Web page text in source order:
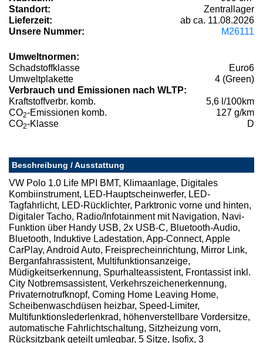
Standort:
Zentrallager
Lieferzeit:
ab ca. 11.08.2026
Unsere Nummer:
M26111
Umweltnormen:
Schadstoffklasse
Euro6
Umweltplakette
4 (Green)
Verbrauch und Emissionen nach WLTP:
Kraftstoffverbr. komb.
5,6 l/100km
CO2-Emissionen komb.
127 g/km
CO2-Klasse D
Beschreibung / Ausstattung
VW Polo 1.0 Life MPI BMT, Klimaanlage, Digitales
Kombiinstrument, LED-Hauptscheinwerfer, LED-
Tagfahrlicht, LED-Rücklichter, Parktronic vorne und hinten,
Digitaler Tacho, Radio/Infotainment mit Navigation, Navi-
Funktion über Handy USB, 2x USB-C, Bluetooth-Audio,
Bluetooth, Induktive Ladestation, App-Connect, Apple
CarPlay, Android Auto, Freisprecheinrichtung, Mirror Link,
Berganfahrassistent, Multifunktionsanzeige,
Müdigkeitserkennung, Spurhalteassistent, Frontassist inkl.
City Notbremsassistent, Verkehrszeichenerkennung,
Privaternotrufknopf, Coming Home Leaving Home,
Scheibenwaschdüsen heizbar, Speed-Limiter,
Multifunktionslederlenkrad, höhenverstellbare Vordersitze,
automatische Fahrlichtschaltung, Sitzheizung vorn,
Rücksitzbank geteilt umlegbar, 5 Sitze, Isofix, 3